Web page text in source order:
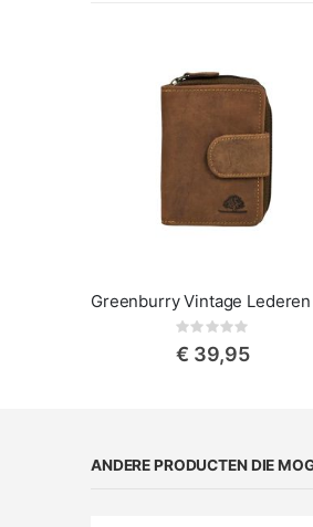
Rating:
€ 39,95
ANDERE PRODUCTEN DIE